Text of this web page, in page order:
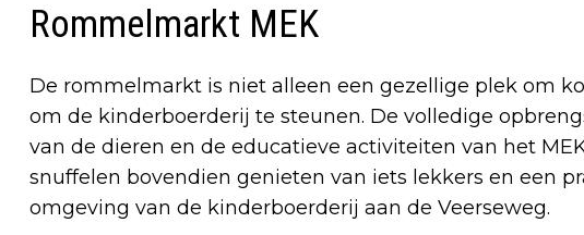
Rommelmarkt MEK
De rommelmarkt is niet alleen een gezellige plek om
om de kinderboerderij te steunen. De volledige
van de dieren en de educatieve activiteiten van het
snuffelen bovendien genieten van iets lekkers en een
omgeving van de kinderboerderij aan de Veerseweg.